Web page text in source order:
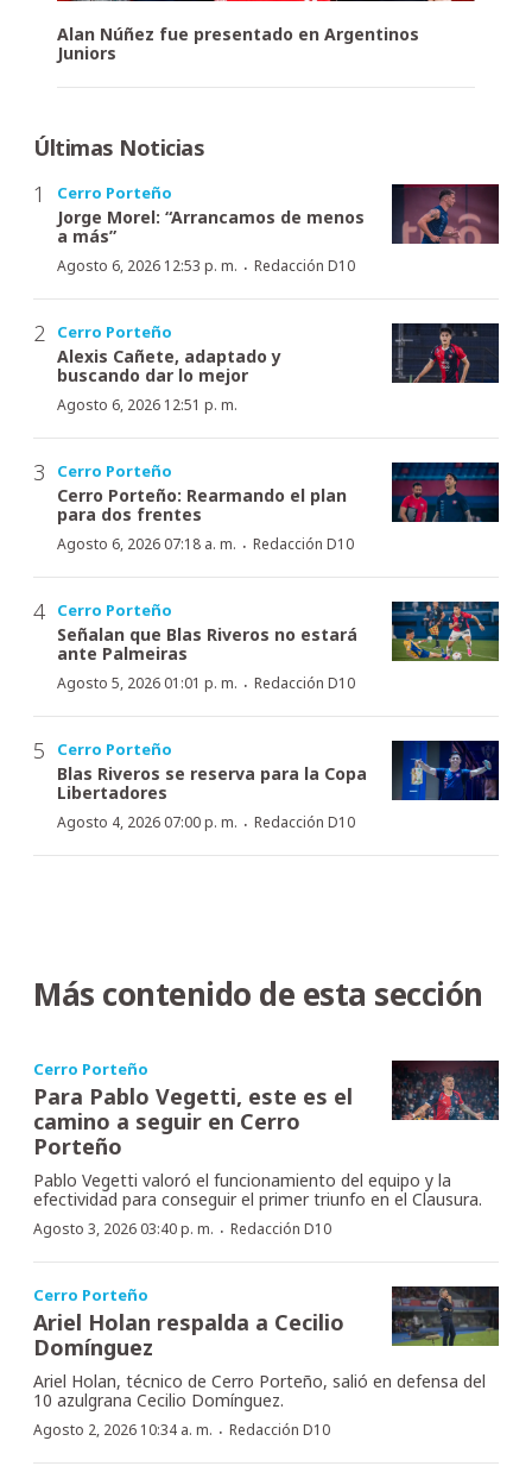
Alan Núñez fue presentado en Argentinos
Juniors
Últimas Noticias
Cerro Porteño
Jorge Morel: “Arrancamos de menos
a más”
Agosto 6, 2026 12:53 p. m. · Redacción D10
Cerro Porteño
Alexis Cañete, adaptado y
buscando dar lo mejor
Agosto 6, 2026 12:51 p. m.
Cerro Porteño
Cerro Porteño: Rearmando el plan
para dos frentes
Agosto 6, 2026 07:18 a. m. · Redacción D10
Cerro Porteño
Señalan que Blas Riveros no estará
ante Palmeiras
Agosto 5, 2026 01:01 p. m. · Redacción D10
Cerro Porteño
Blas Riveros se reserva para la Copa
Libertadores
Agosto 4, 2026 07:00 p. m. · Redacción D10
Más contenido de esta sección
Cerro Porteño
Para Pablo Vegetti, este es el
camino a seguir en Cerro
Porteño
Pablo Vegetti valoró el funcionamiento del equipo y la
efectividad para conseguir el primer triunfo en el Clausura.
Agosto 3, 2026 03:40 p. m. · Redacción D10
Cerro Porteño
Ariel Holan respalda a Cecilio
Domínguez
Ariel Holan, técnico de Cerro Porteño, salió en defensa del
10 azulgrana Cecilio Domínguez.
Agosto 2, 2026 10:34 a. m. · Redacción D10